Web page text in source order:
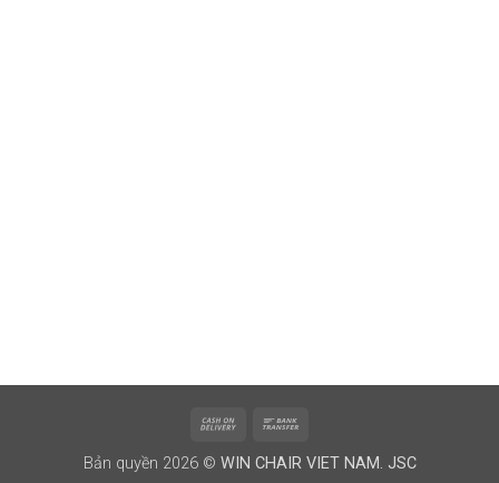
Cash
Delivery
Bản quyền 2026 © WIN CHAIR VIET NAM. JSC